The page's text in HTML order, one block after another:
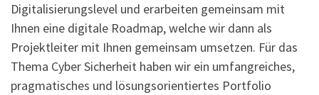
Digitalisierungslevel und erarbeiten gemeinsam mit
Ihnen eine digitale Roadmap, welche wir dann als
Projektleiter mit Ihnen gemeinsam umsetzen. Für das
Thema Cyber Sicherheit haben wir ein umfangreiches,
pragmatisches und lösungsorientiertes Portfolio